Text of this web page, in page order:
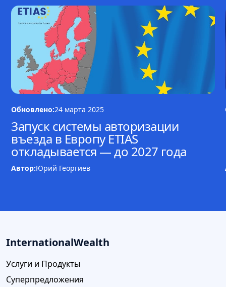
Обновлено:24 марта 2025
Запуск системы авторизации
въезда в Европу ETIAS
откладывается — до 2027 года
Автор:Юрий Георгиев
InternationalWealth
Услуги и Продукты
Суперпредложения